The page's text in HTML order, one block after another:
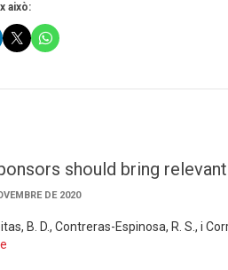
això:
should bring
DE 2020
B. D., Contreras-Espinosa, R. S., i